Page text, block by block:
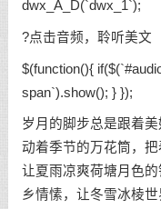
dwx_A_D(`dwx_1`);
?点击音频，聆听美文
$(function(){
span`).show(); } });
岁月的脚步总是跟着
动着季节的万花筒，把
让夏雨凉爽荷塘月色
乡情愫，让冬雪冰棱